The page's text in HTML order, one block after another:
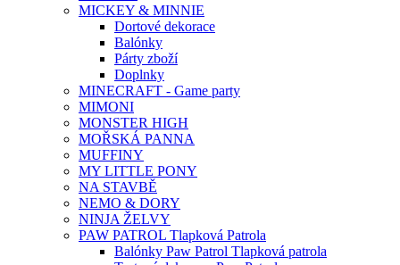
MICKEY & MINNIE
Dortové dekorace
Balónky
Párty zboží
Doplnky
MINECRAFT - Game party
MIMONI
MONSTER HIGH
MOŘSKÁ PANNA
MUFFINY
MY LITTLE PONY
NA STAVBĚ
NEMO & DORY
NINJA ŽELVY
PAW PATROL Tlapková Patrola
Balónky Paw Patrol Tlapková patrola